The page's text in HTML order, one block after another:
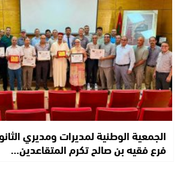
الجمعية الوطنية لمديرات ومديري
فرع فقيه بن صالح تكرم المتقاعدين…